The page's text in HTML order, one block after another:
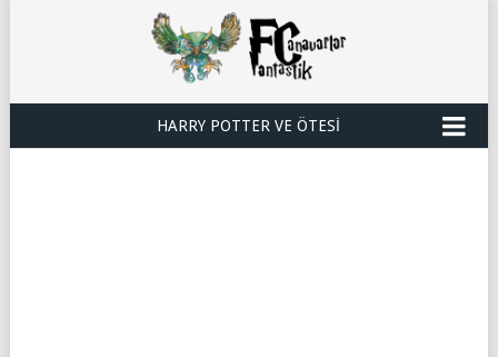
HARRY POTTER VE ÖTESI